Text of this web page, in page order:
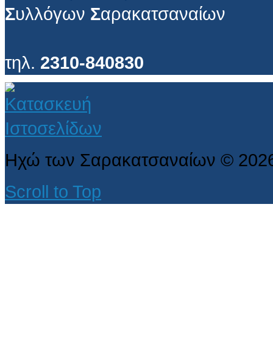
Συλλόγων Σαρακατσαναίων
τηλ. 2310-840830
Ηχώ των Σαρακατσαναίων ©
Scroll to Top